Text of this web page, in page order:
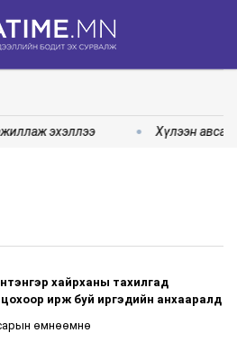
эхэллээ Хүлээн
хайрханы тахилгад
ирж буй иргэдийн анхааралд
өмнөөмнө